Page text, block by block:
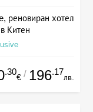
реновиран хотел
Китен
.30
€ / 196.17
лв.